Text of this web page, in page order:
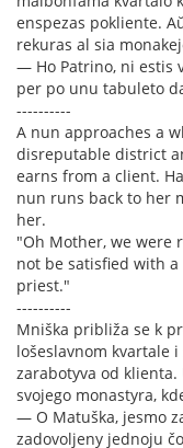
enspezas pokliente.
rekuras al sia
— Ho Patrino, ni estis
per po unu tabuleto
----------
A nun approaches a
disreputable district
earns from a client.
nun runs back to her
her.
"Oh Mother, we were
not be satisfied with
priest."
----------
Mniška približa se k
lošeslavnom kvartale
zarabotyva od
svojego monastyra,
— O Matuška, jesmo
zadovoljeny jednoju